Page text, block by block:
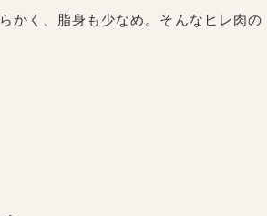
かく、脂身も少なめ。そんなヒレ肉の